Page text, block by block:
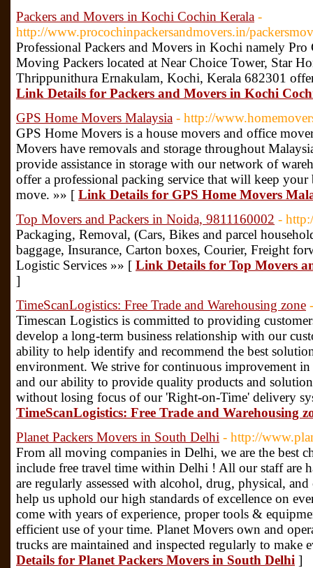
Packers and Movers in Kochi Cochin Kerala -
http://www.procochinpackersandmovers.in/
Professional Packers and Movers in Kochi namely
Moving Packers located at Near Choice Tower, Star
Thrippunithura Ernakulam, Kochi, Kerala 682301
Link Details for Packers and Movers in Kochi
GPS Home Movers Malaysia - http://
GPS Home Movers is a house movers and office
Movers have removals and storage throughout
provide assistance in storage with our network of
offer a professional packing service that will keep
move. »» [ Link Details for GPS Home Movers
Top Movers and Packers in Noida, 9811160002 -
Packaging, Removal, (Cars, Bikes and parcel
baggage, Insurance, Carton boxes, Courier, Freight
Logistic Services »» [ Link Details for Top Movers
]
TimeScanLogistics: Free Trade and Warehousing zone
Timescan Logistics is committed to providing
develop a long-term business relationship with our
ability to help identify and recommend the best
environment. We strive for continuous improvement
and our ability to provide quality products and
without losing focus of our 'Right-on-Time' delivery
TimeScanLogistics: Free Trade and Warehousing
Planet Packers Movers in South Delhi - http://
From all moving companies in Delhi, we are the best
include free travel time within Delhi ! All our staff are
are regularly assessed with alcohol, drug, physical,
help us uphold our high standards of excellence on
come with years of experience, proper tools &
efficient use of your time. Planet Movers own and
trucks are maintained and inspected regularly to make
Details for Planet Packers Movers in South Delhi ]